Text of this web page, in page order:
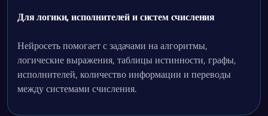
Для логики, исполнителей и систем счисления
Нейросеть помогает с задачами на алгоритмы,
логические выражения, таблицы истинности, графы,
исполнителей, количество информации и переводы
между системами счисления.